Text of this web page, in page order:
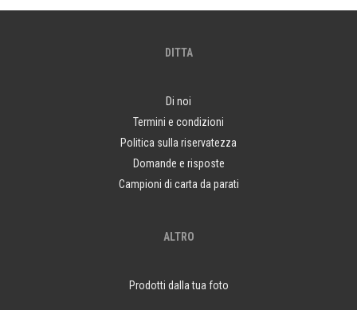
DITTA
Di noi
Termini e condizioni
Politica sulla riservatezza
Domande e risposte
Campioni di carta da parati
ALTRO
Prodotti dalla tua foto